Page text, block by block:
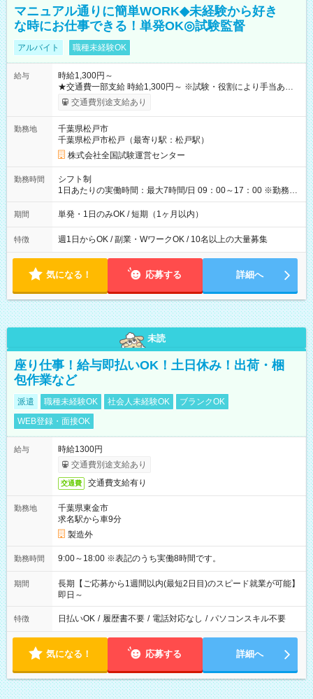
マニュアル通りに簡単WORK◆未経験から好き
な時にお仕事できる！単発OK◎試験監督
アルバイト 職種未経験OK
給与
時給1,300円～
★交通費一部支給 時給1,300円～ ※試験・役割により手当あり
※勤務回数により昇給あり 【即給（前払い）オプションあ
り！】 希望される場合、勤務から1週間ほどで給与の一部を受け
例】 ・河合塾模擬試験 8:30～17:30（休憩1時間） 時給1,300円
×8時間＝日収10,400円＋交通費 ※当日の役割により時給＋100
円の場合あり ・国家試験 7:00～13:30（休憩なし） 時給1,300
円（役割手当＋100円）×6時間＝日収8,400円＋交通費 【試用期
間】試用期間なし
交通費別途支給あり
勤務地
千葉県松戸市
千葉県松戸市松戸（最寄り駅：松戸駅）
株式会社全国試験運営センター
勤務時間
シフト制
1日あたりの実働時間：最大7時間/日 09：00～17：00 ※勤務時
間は 試験により異なります。
期間 単発・1日のみOK / 短期（1ヶ月以内）
特徴 週1日からOK / 副業・WワークOK / 10名以上の大量募集
気になる！ 応募する 詳細へ
未読
座り仕事！給与即払いOK！土日休み！出荷・梱
包作業など
派遣 職種未経験OK 社会人未経験OK
ブランクOK
WEB登録・面接OK
給与
時給1300円
交通費別途支給あり
交通費 交通費支給有り
勤務地
千葉県東金市
求名駅から車9分
製造外
勤務時間 9:00～18:00 ※表記のうち実働8時間です。
期間
長期【ご応募から1週間以内(最短2日目)のスピード就業が可能】
即日～
特徴 日払いOK / 履歴書不要 / 電話対応なし / パソコンスキル不要
気になる！ 応募する 詳細へ